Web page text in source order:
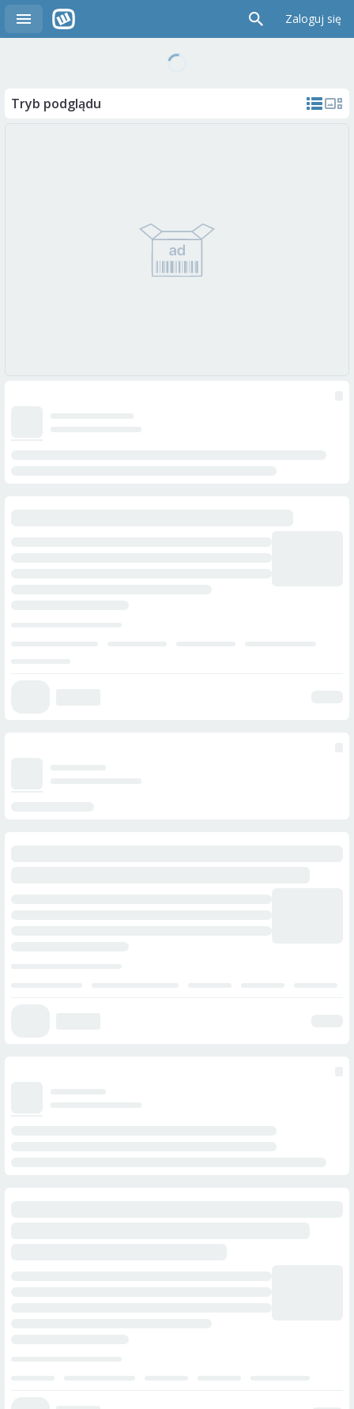
Zaloguj się
Tryb podglądu